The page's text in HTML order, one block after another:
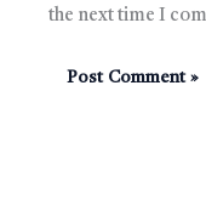
the next time I